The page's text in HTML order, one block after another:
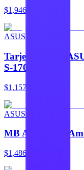
$1,946
ASUS OEM
Tarjeta Madre
S-1700
$1,157
ASUS OEM
MB Asus B550
$1,486